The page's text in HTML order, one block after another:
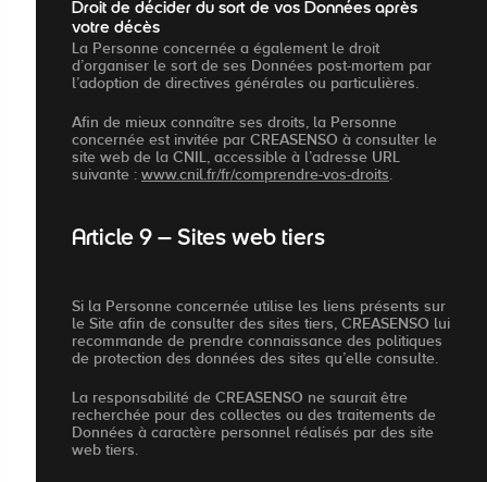
Droit de décider du sort de vos Données après
votre décès
La Personne concernée a également le droit
d’organiser le sort de ses Données post-mortem par
l’adoption de directives générales ou particulières.
Afin de mieux connaître ses droits, la Personne
concernée est invitée par CREASENSO à consulter le
site web de la CNIL, accessible à l’adresse URL
suivante : www.cnil.fr/fr/comprendre-vos-droits
Article 9 – Sites web tiers
Si la Personne concernée utilise les liens présents sur
le Site afin de consulter des sites tiers, CREASENSO lui
recommande de prendre connaissance des politiques
de protection des données des sites qu’elle consulte.
La responsabilité de CREASENSO ne saurait être
recherchée pour des collectes ou des traitements de
Données à caractère personnel réalisés par des site
web tiers.